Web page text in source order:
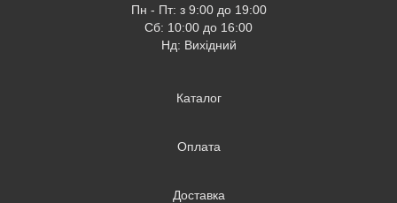
Пн - Пт: з 9:00 до 19:00
Сб: 10:00 до 16:00
Нд: Вихідний
Каталог
Оплата
Доставка